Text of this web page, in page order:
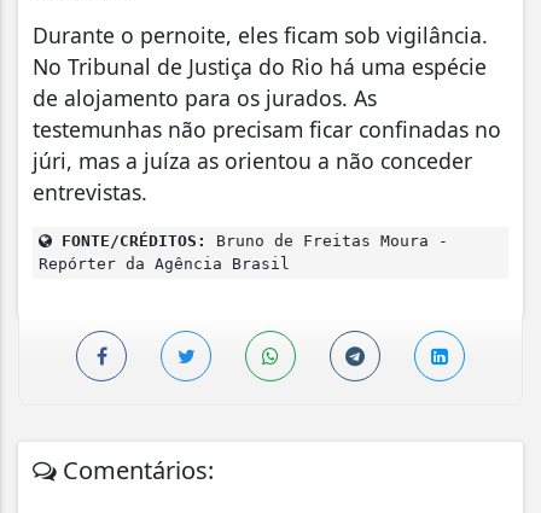
Durante o pernoite, eles ficam sob vigilância.
No Tribunal de Justiça do Rio há uma espécie
de alojamento para os jurados. As
testemunhas não precisam ficar confinadas no
júri, mas a juíza as orientou a não conceder
entrevistas.
FONTE/CRÉDITOS:
Bruno de Freitas Moura -
Repórter da Agência Brasil
Comentários: